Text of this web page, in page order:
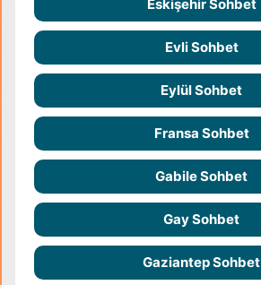
Eskişehir Sohbet
Evli Sohbet
Eylül Sohbet
Fransa Sohbet
Gabile Sohbet
Gay Sohbet
Gaziantep Sohbet